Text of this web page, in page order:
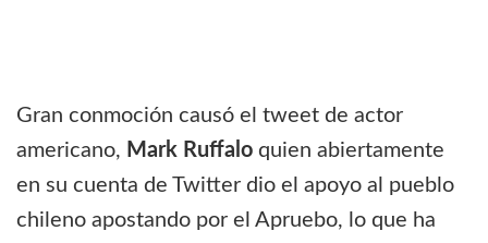
Gran conmoción causó el tweet de actor
americano, Mark Ruffalo quien abiertamente
en su cuenta de Twitter dio el apoyo al pueblo
chileno apostando por el Apruebo, lo que ha